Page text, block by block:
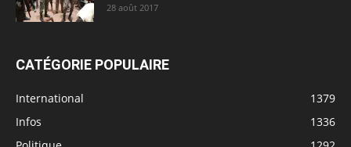
28 août 2017
CATÉGORIE POPULAIRE
International
1379
Infos
1336